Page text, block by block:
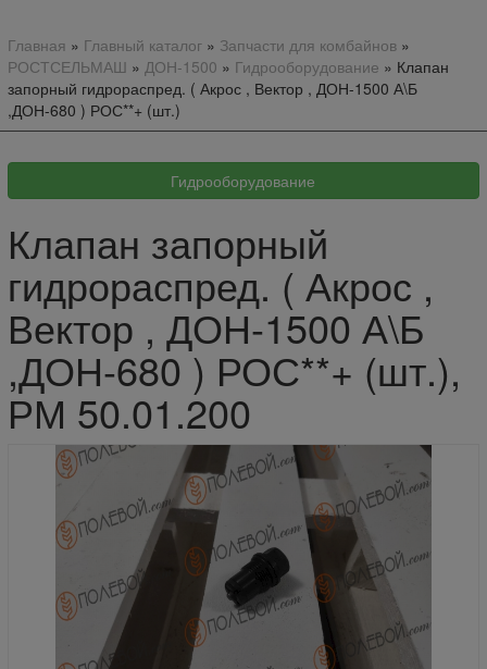
Главная » Главный каталог» Запчасти для комбайнов»
РОСТСЕЛЬМАШ » ДОН-1500 » Гидрооборудование » Клапан
запорный гидрораспред. ( Акрос , Вектор , ДОН-1500 А\Б
,ДОН-680 ) РОС**+ (шт.)
Клапан запорный
гидрораспред. ( Акрос ,
Вектор , ДОН-1500 А\Б
,ДОН-680 ) РОС**+ (шт.),
РМ 50.01.200